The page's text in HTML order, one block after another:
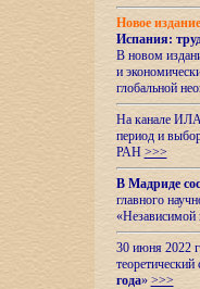
Новое
Испания:
В новом
и
глобальной
На канале
период и
РАН >>>
В Мадриде
главного
«Независимой
30 июня 2022
года» >>>